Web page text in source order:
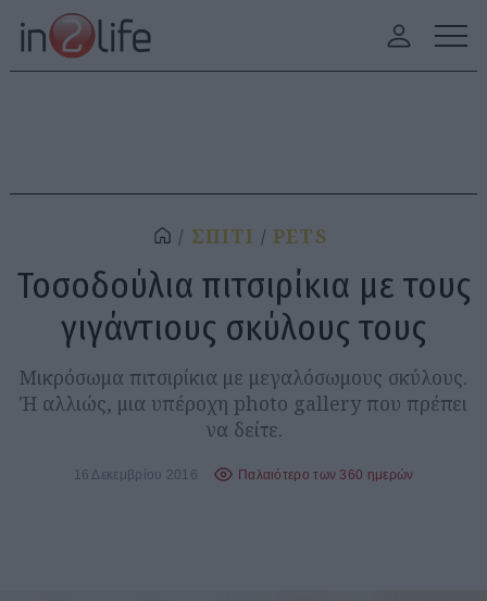
ΣΠΙΤΙ PETS
Τοσοδούλια πιτσιρίκια με τους
γιγάντιους σκύλους τους
Μικρόσωμα πιτσιρίκια με μεγαλόσωμους σκύλους.
Ή αλλιώς, μια υπέροχη photo gallery που πρέπει
να δείτε.
16 Δεκεμβρίου 2016 Παλαιότερο των 360 ημερών